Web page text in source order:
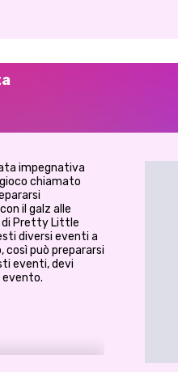
impegnativa
chiamato
il galz alle
di Pretty Little
diversi eventi a
può prepararsi
eventi, devi
evento.